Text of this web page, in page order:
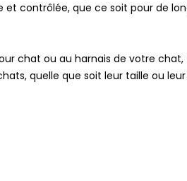
contrôlée, que ce soit pour de
chat ou au harnais de votre
quelle que soit leur taille ou